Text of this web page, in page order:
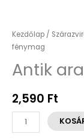
Kezdőlap/
fénymag
Antik
2,590 Ft
fénymag
mennyiség